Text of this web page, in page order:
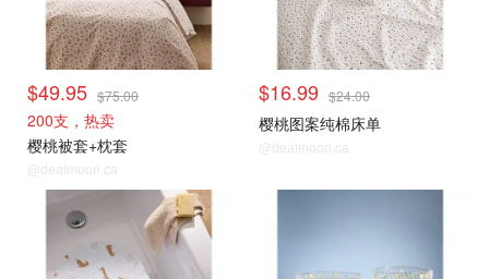
$49.95 $75.00
200支，热卖
樱桃被套+枕套
@dealmoon.ca
$16.99 $24.00
樱桃图案纯棉床单
@dealmoon.ca